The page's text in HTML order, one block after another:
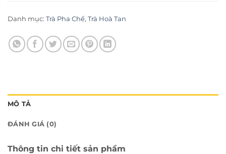
Danh mục: Trà Pha Chế, Trà Hoà Tan
MÔ TẢ
ĐÁNH GIÁ (0)
Thông tin chi tiết sản phẩm